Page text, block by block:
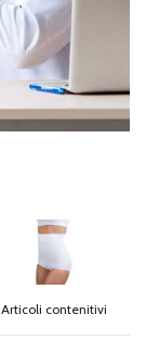
Articoli contenitivi